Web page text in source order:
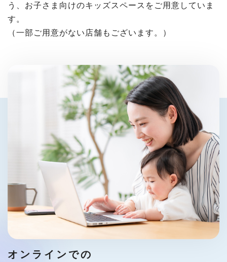
う、お子さま向けのキッズスペースをご用意していま
す。
（一部ご用意がない店舗もございます。）
オンラインでの